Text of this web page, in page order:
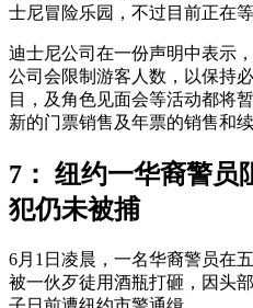
士尼冒险乐园，不过目前正在
迪士尼公司在一份声明中表示
公司会限制游客人数，以保持
目，及角色见面会等活动都将
新的门票销售及年票的销售和续
7： 纽约一华裔警员
犯仍未被捕
6月1日凌晨，一名华裔警员在
被一伙歹徒用酒瓶打砸，因头